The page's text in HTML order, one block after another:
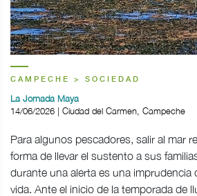
CAMPECHE > SOCIEDAD
La Jornada Maya
14/06/2026 | Ciudad del Carmen, Campeche
Para algunos pescadores, salir al mar
forma de llevar el sustento a sus
durante una alerta es una imprudencia
vida. Ante el inicio de la temporada de